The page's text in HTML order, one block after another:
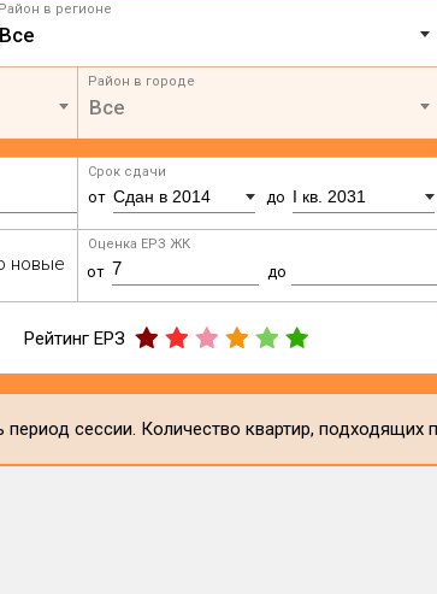
Район в регионе
Все
Район в городе
Все
Срок сдачи
от Сдан в 2014 до I кв. 2031
новые
Оценка ЕРЗ ЖК
от до
Рейтинг ЕРЗ
сессии. Количество квартир,